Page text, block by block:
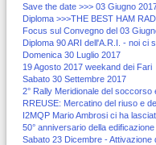
Save the date >>> 03 Giugno
Diploma >>>THE BEST HAM
Focus sul Convegno del 03
Diploma 90 ARI dell'A.R.I. - noi ci
Domenica 30 Luglio 2017
19 Agosto 2017 weekand dei Fari
Sabato 30 Settembre 2017
2° Rally Meridionale del soccorso
RREUSE: Mercatino del riuso e
I2MQP Mario Ambrosi ci ha
50° anniversario della
Sabato 23 Dicembre -